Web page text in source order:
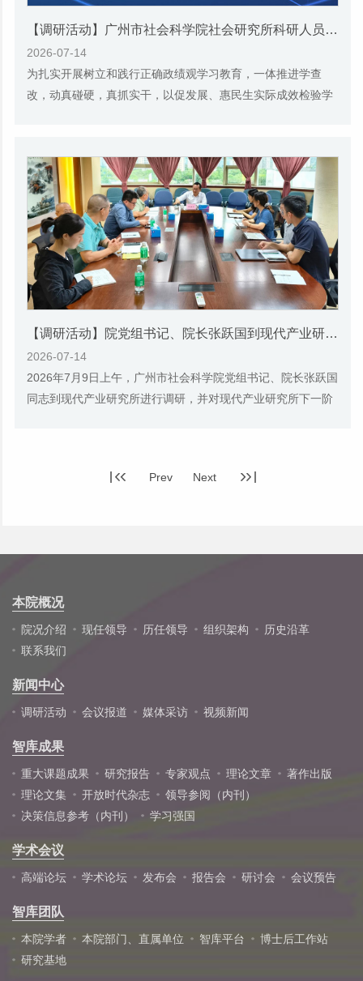
【调研活动】广州市社会科学院社会研究所科研人员深入社区基层一线扎实开展问卷调查
2026-07-14
为扎实开展树立和践行正确政绩观学习教育，一体推进学查
改，动真碰硬，真抓实干，以促发展、惠民生实际成效检验学
【调研活动】院党组书记、院长张跃国到现代产业研究所调研指导工作
2026-07-14
2026年7月9日上午，广州市社会科学院党组书记、院长张跃国
同志到现代产业研究所进行调研，并对现代产业研究所下一阶
Prev Next
本院概况
院况介绍 现任领导 历任领导 组织架构
历史沿革
联系我们
新闻中心
调研活动 会议报道 媒体采访 视频新闻
智库成果
重大课题成果 研究报告 专家观点 理论文章
著作出版
理论文集
开放时代杂志
领导参阅（内刊）
决策信息参考（内刊）
学习强国
学术会议
高端论坛 学术论坛 发布会 报告会 研讨会 会议预告
智库团队
本院学者 本院部门、直属单位 智库平台
博士后工作站
研究基地